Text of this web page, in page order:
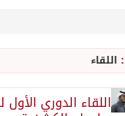
“زاول”
اللقاء
اللقاء الدوري